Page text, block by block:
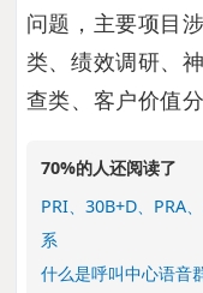
问题，主要项目
类、绩效调研、
查类、客户价值分
70%的人还阅读了
PRI、30B+D、PRA
系
什么是呼叫中心语音